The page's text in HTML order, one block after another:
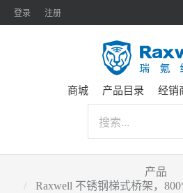
登录 注册
商城 产品目录 经销
产品
Raxwell 不锈钢梯式桥架，